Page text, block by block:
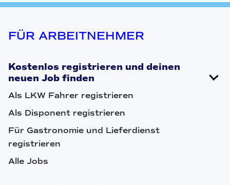
FÜR ARBEITNEHMER
Kostenlos registrieren und deinen
neuen Job finden
Als LKW Fahrer registrieren
Als Disponent registrieren
Für Gastronomie und Lieferdienst
registrieren
Alle Jobs